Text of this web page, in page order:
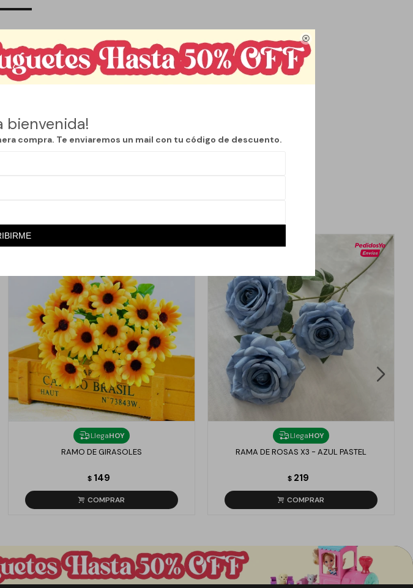

bienvenida!
compra. Te enviaremos un mail con tu código de descuento.
de los símbolos decorativos más representativos de la
de intenso color rojo era asociada a celebraciones
estrellada, que evocaba la Estrella de Belén. Con el
en un elemento clásico en los hogares durante
cálido y elegante a cualquier ambiente. Su diseño
de mesa, en arreglos decorativos, o para
LlegaHOY
RAMO DE GIRASOLES
$ 149
LlegaHOY
RAMA DE ROSAS X3 - AZUL PASTEL
$ 219